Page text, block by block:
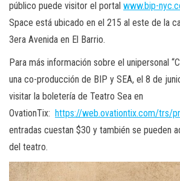
público puede visitor el portal www.bip-
Space está ubicado en el 215 al este de la
3era Avenida en El Barrio.
Para más información sobre el unipersonal
una co-producción de BIP y SEA, el 8 de
visitar la boletería de Teatro Sea en
OvationTix: https://web.ovationtix.com/trs/
entradas cuestan $30 y también se pueden
del teatro.